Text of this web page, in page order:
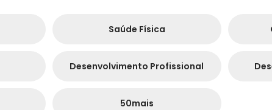
Saúde Física
Desenvolvimento Profissional
50mais